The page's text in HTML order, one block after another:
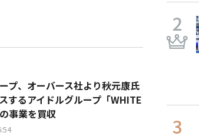
プ、オーバース社より秋元康氏
するアイドルグループ「WHITE
事業を買収